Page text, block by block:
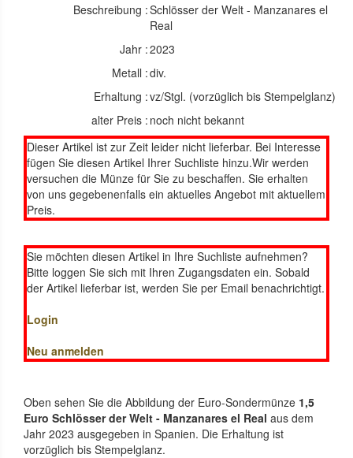
Beschreibung :Schlösser der Welt - Manzanares el
Real
Jahr :2023
Metall :div.
Erhaltung :vz/Stgl. (vorzüglich bis Stempelglanz)
alter Preis : noch nicht bekannt
Dieser Artikel ist zur Zeit leider nicht lieferbar. Bei Interesse
fügen Sie diesen Artikel Ihrer Suchliste hinzu.Wir werden
versuchen die Münze für Sie zu beschaffen. Sie erhalten
von uns gegebenenfalls ein aktuelles Angebot mit aktuellem
Preis.
Sie möchten diesen Artikel in Ihre Suchliste aufnehmen?
Bitte loggen Sie sich mit Ihren Zugangsdaten ein. Sobald
der Artikel lieferbar ist, werden Sie per Email benachrichtigt.
Login
Neu anmelden
Oben sehen Sie die Abbildung der Euro-Sondermünze 1,5
Euro Schlösser der Welt - Manzanares el Real aus dem
Jahr 2023 ausgegeben in Spanien. Die Erhaltung ist
vorzüglich bis Stempelglanz.